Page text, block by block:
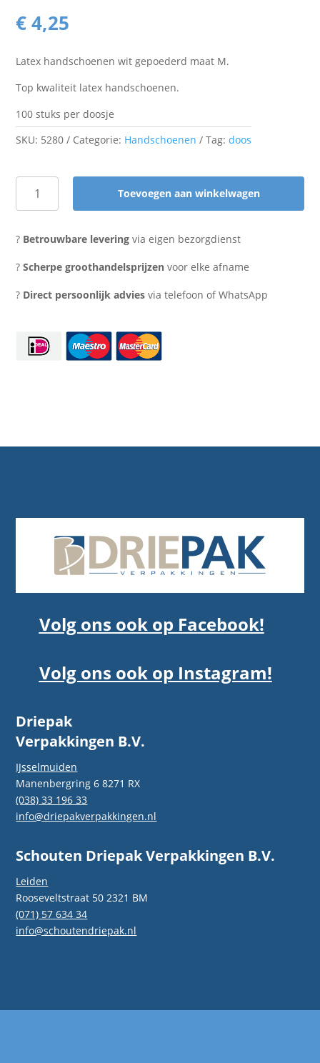
€4,25
Latex handschoenen wit gepoederd maat M.
Top kwaliteit latex handschoenen.
100 stuks per doosje
SKU: 5280 Categorie: Handschoenen Tag:doos
Latex
M
gepoederd
Toevoegen aan winkelwagen
? Betrouwbare levering via eigen bezorgdienst
?Scherpe groothandelsprijzen voor elke afname
? Direct persoonlijk advies via telefoon of WhatsApp
Volg ons ook op Facebook!
Volg ons ook op Instagram!
Driepak
Verpakkingen B.V.
IJsselmuiden
Manenbergring 6 8271 RX
(038) 33 196 33
info@driepakverpakkingen.nl
Schouten Driepak Verpakkingen B.V.
Leiden
Rooseveltstraat 50 2321 BM
(071) 57 634 34
info@schoutendriepak.nl